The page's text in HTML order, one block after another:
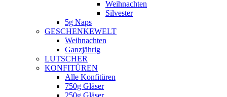
Weihnachten
Silvester
5g Naps
GESCHENKEWELT
Weihnachten
Ganzjährig
LUTSCHER
KONFITÜREN
Alle Konfitüren
750g Gläser
250g Gläser